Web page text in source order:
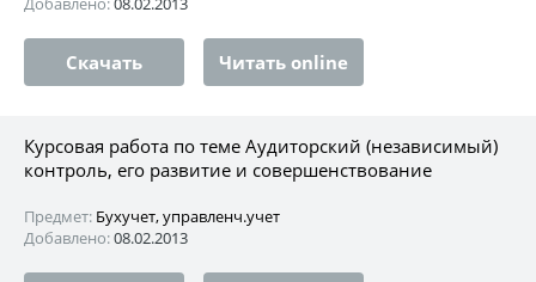
Скачать Читать online
Курсовая работа по теме Аудиторский (независимый)
контроль, его развитие и совершенствование
Предмет: Бухучет, управленч.учет
Добавлено:08.02.2013